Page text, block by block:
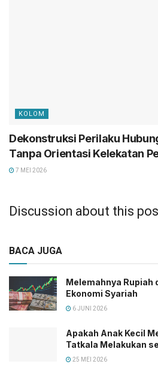
KOLOM
Dekonstruksi Perilaku
Tanpa Orientasi Kelekatan
7 MEI 2026
Discussion about this
BACA JUGA
Melemahnya Rupiah
Ekonomi Syariah
6 JUNI 2026
Apakah Anak Kecil
Tatkala Melakukan
25 MEI 2026